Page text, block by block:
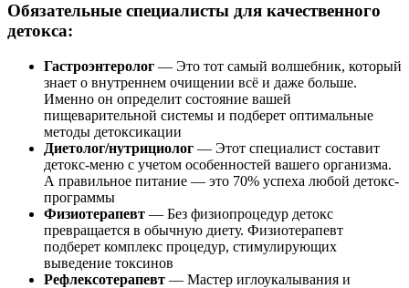
Обязательные специалисты для качественного
детокса:
Гастроэнтеролог — Это тот самый волшебник, который
знает о внутреннем очищении всё и даже больше.
Именно он определит состояние вашей
пищеварительной системы и подберет оптимальные
методы детоксикации
Диетолог/нутрициолог — Этот специалист составит
детокс-меню с учетом особенностей вашего организма.
А правильное питание — это 70% успеха любой детокс-
программы
Физиотерапевт — Без физиопроцедур детокс
превращается в обычную диету. Физиотерапевт
подберет комплекс процедур, стимулирующих
выведение токсинов
Рефлексотерапевт — Мастер иглоукалывания и